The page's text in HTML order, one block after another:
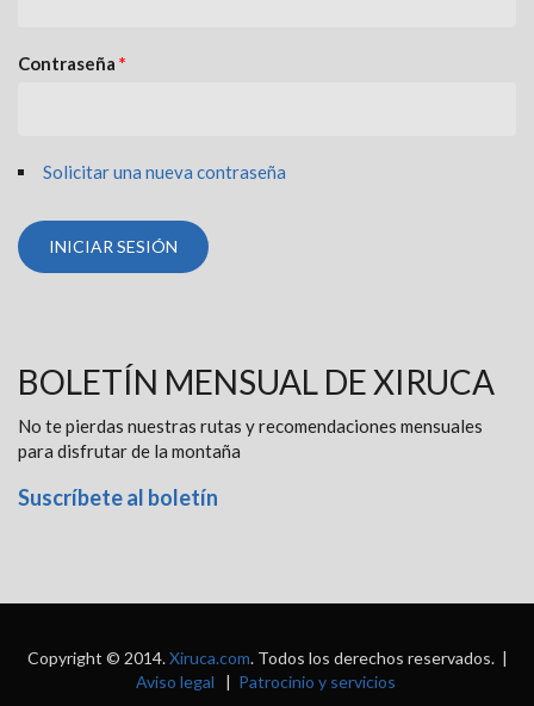
Contraseña *
Solicitar una nueva contraseña
BOLETÍN MENSUAL DE XIRUCA
No te pierdas nuestras rutas y recomendaciones mensuales
para disfrutar de la montaña
Suscríbete al boletín
Copyright © 2014.Xiruca.com. Todos los derechos reservados. |
Aviso legal | Patrocinio y servicios